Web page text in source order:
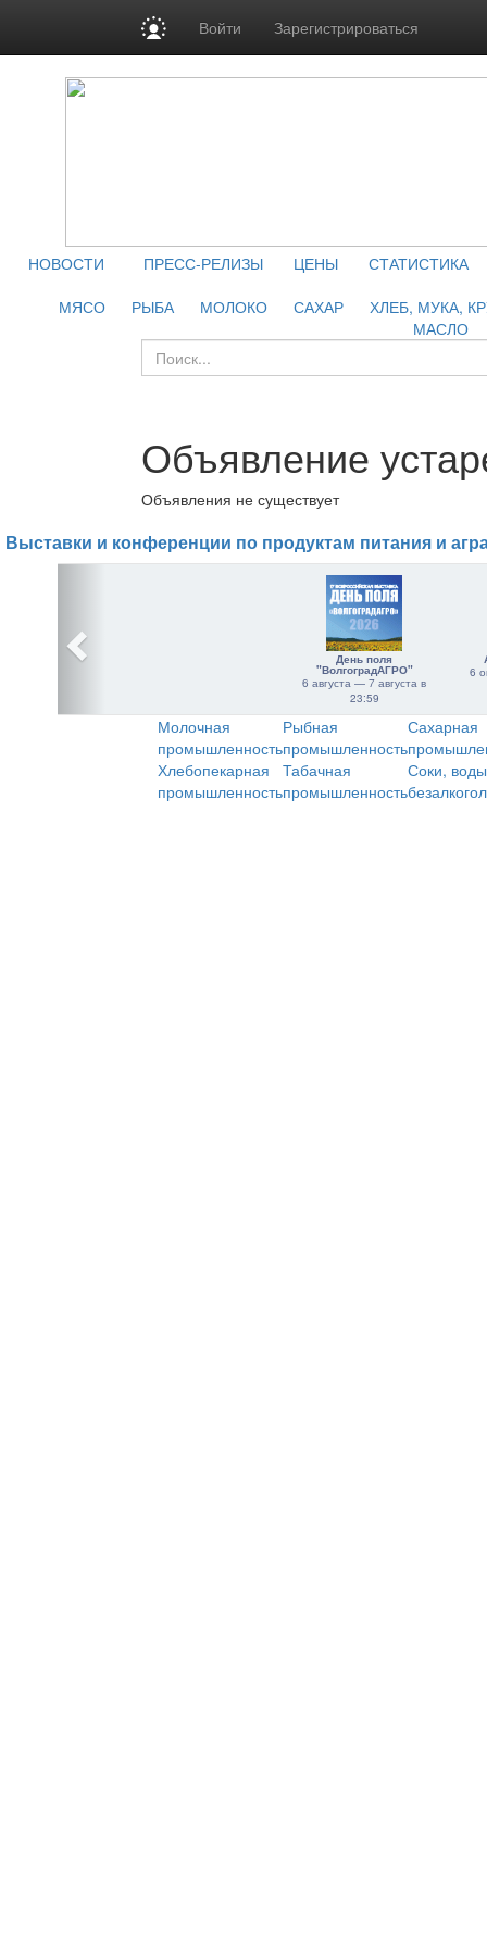
Войти Зарегистрироваться
НОВОСТИ ПРЕСС-РЕЛИЗЫ ЦЕНЫ
СТАТИСТИКА
МЯСО
РЫБА МОЛОКО САХАР
ХЛЕБ, МУКА,
МАСЛО
Объявление
Объявления не существует
Выставки и конференции по продуктам питания и
День поля
"ВолгоградАГРО"
6 августа — 7 августа в
23:59
6
Молочная
промышленность
Рыбная
промышленность
Сахарная
Хлебопекарная
промышленность
Табачная
промышленность
Соки,